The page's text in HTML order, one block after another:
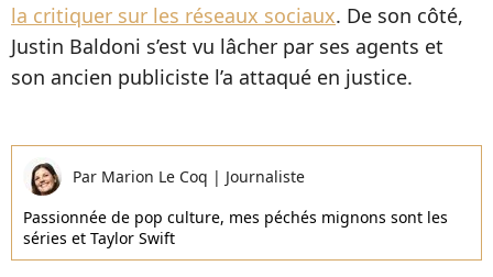
la critiquer sur les réseaux sociaux. De son côté,
Justin Baldoni s’est vu lâcher par ses agents et
son ancien publiciste l’a attaqué en justice.
Par Marion Le Coq | Journaliste
Passionnée de pop culture, mes péchés mignons sont les
séries et Taylor Swift